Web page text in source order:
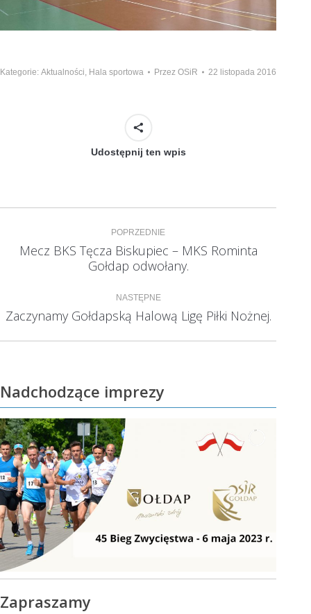
Kategorie: Aktualności, Hala sportowa Przez OSiR 22 listopada 2016
Udostępnij ten wpis
Nawigacja
wpisów
POPRZEDNIE
Poprzedni
wpis:
Mecz BKS Tęcza Biskupiec – MKS Rominta
Gołdap odwołany.
NASTĘPNE
Następny
Zaczynamy Gołdapską Halową Ligę Piłki Nożnej.
Nadchodzące imprezy
Zapraszamy